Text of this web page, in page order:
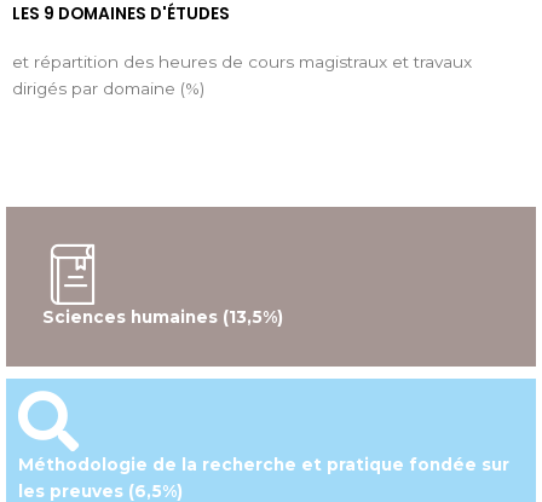
LES 9 DOMAINES D'ÉTUDES
et répartition des heures de cours magistraux et travaux
dirigés par domaine (%)
Sciences humaines (13,5%)
Méthodologie de la recherche et pratique fondée sur
les preuves (6,5%)